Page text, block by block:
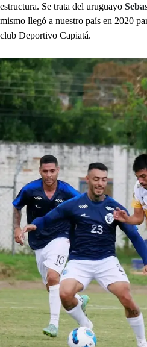
estructura. Se trata del uruguayo
mismo llegó a nuestro país en 2020
club Deportivo Capiatá.